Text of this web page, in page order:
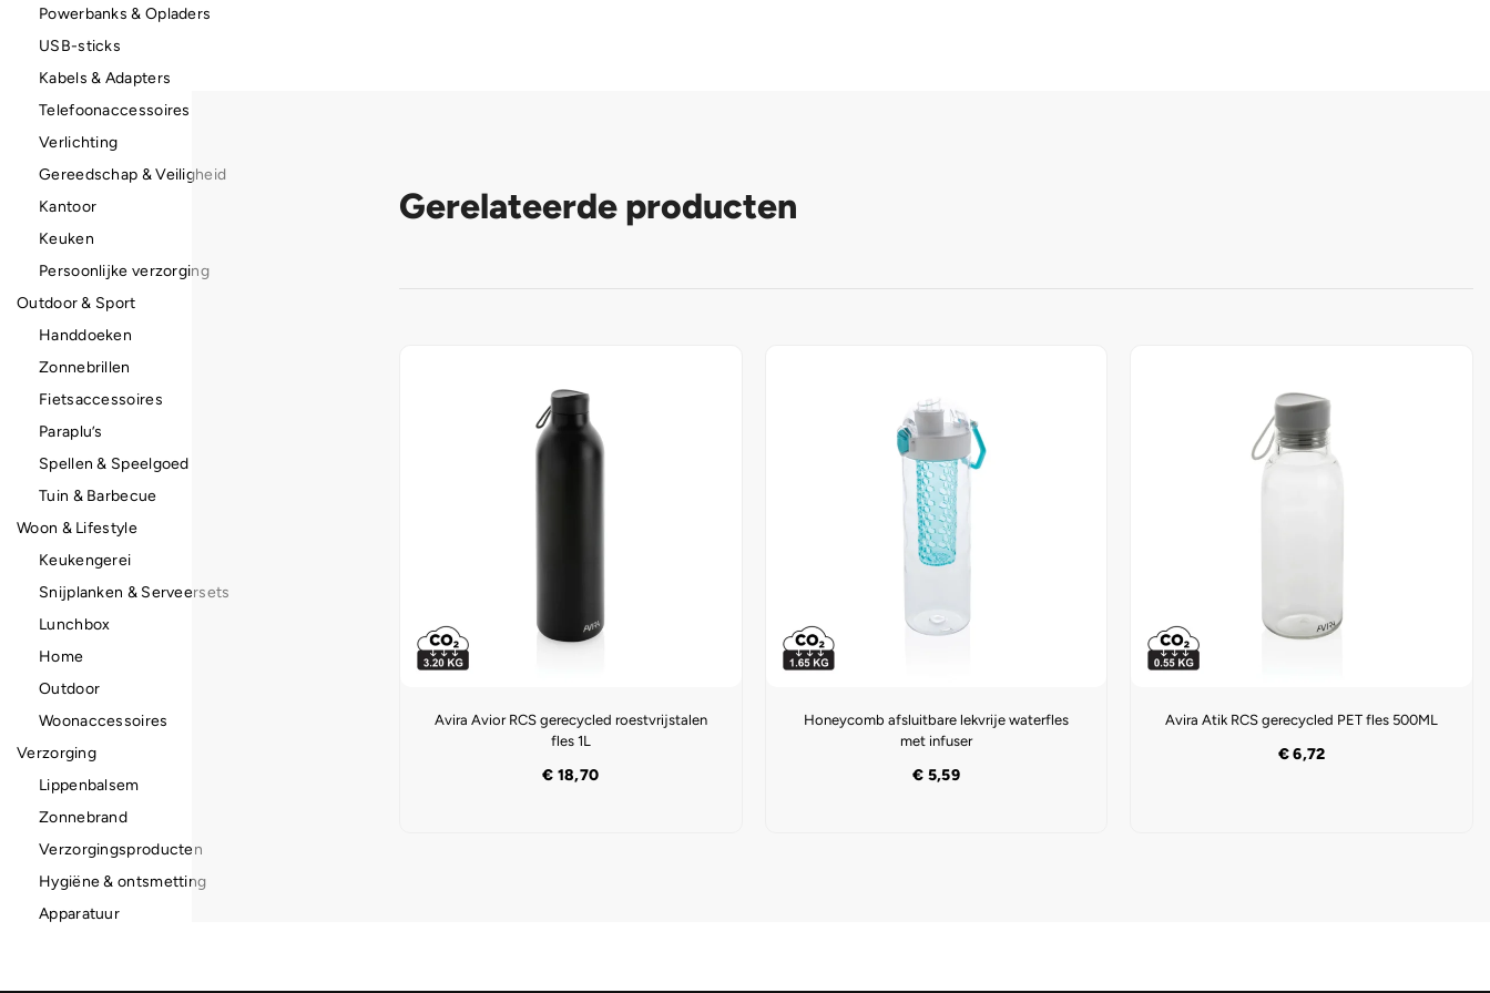
Gerelateerde producten
Avira Avior RCS gerecycled roestvrijstalen
fles 1L
€ 18,70
Honeycomb afsluitbare lekvrije waterfles
met infuser
€ 5,59
Avira Atik RCS gerecycled PET fles 500ML
€6,72
Powerbanks & Opladers
USB-sticks
Kabels & Adapters
Telefoonaccessoires
Verlichting
Gereedschap & Veiligheid
Kantoor
Keuken
Persoonlijke verzorging
Outdoor & Sport
Handdoeken
Zonnebrillen
Fietsaccessoires
Paraplu’s
Spellen & Speelgoed
Tuin & Barbecue
Woon & Lifestyle
Keukengerei
Snijplanken & Serveersets
Lunchbox
Home
Outdoor
Woonaccessoires
Verzorging
Lippenbalsem
Zonnebrand
Verzorgingsproducten
Hygiëne & ontsmetting
Apparatuur